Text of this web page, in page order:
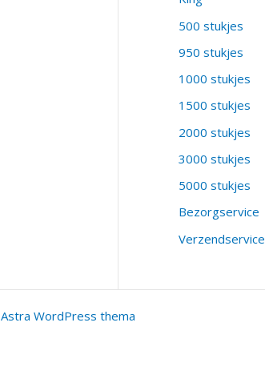
500 stukjes
950 stukjes
1000 stukjes
1500 stukjes
2000 stukjes
3000 stukjes
5000 stukjes
Bezorgservice
Verzendservice
Astra WordPress thema